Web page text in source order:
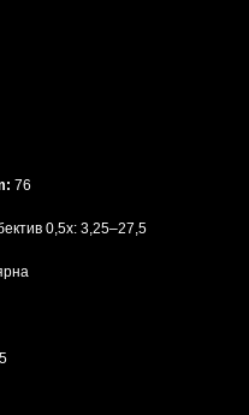
76
0,5x: 3,25–27,5